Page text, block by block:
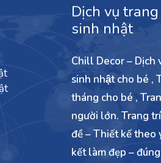
Dịch vụ
sinh nhật
Chill Decor – Dịch
sinh nhật cho bé ,
tháng cho bé ,
người lớn. Trang
đề – Thiết kế theo
kết làm đẹp –